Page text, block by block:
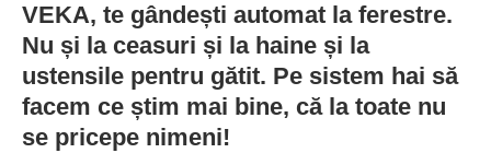
VEKA, te gândești automat la ferestre.
Nu și la ceasuri și la haine și la
ustensile pentru gătit. Pe sistem hai să
facem ce știm mai bine, că la toate nu
se pricepe nimeni!